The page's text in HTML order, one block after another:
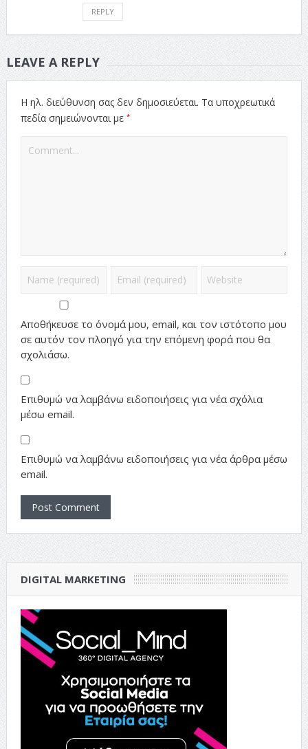
REPLY
LEAVE A REPLY
Η ηλ. διεύθυνση σας δεν δημοσιεύεται. Τα υποχρεωτικά
πεδία σημειώνονται με *
Αποθήκευσε το όνομά μου, email, και τον ιστότοπο μου
σε αυτόν τον πλοηγό για την επόμενη φορά που θα
σχολιάσω.
Επιθυμώ να λαμβάνω ειδοποιήσεις για νέα σχόλια
μέσω email.
Επιθυμώ να λαμβάνω ειδοποιήσεις για νέα άρθρα μέσω
email.
DIGITAL MARKETING